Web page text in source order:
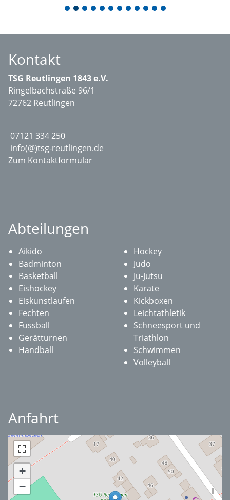
1 2 3 4 5 6 7 8 9 101112
Kontakt
TSG Reutlingen 1843 e.V.
Ringelbachstraße 96/1
72762 Reutlingen
07121 334 250
info(@)tsg-reutlingen.de
Zum Kontaktformular
Abteilungen
Aikido
Badminton
Basketball
Eishockey
Eiskunstlaufen
Fechten
Fussball
Gerätturnen
Handball
Hockey
Judo
Ju-Jutsu
Karate
Kickboxen
Leichtathletik
Schneesport und
Triathlon
Schwimmen
Volleyball
Anfahrt
+
−